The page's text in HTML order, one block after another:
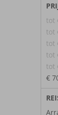
tot
tot
tot
tot
tot
€